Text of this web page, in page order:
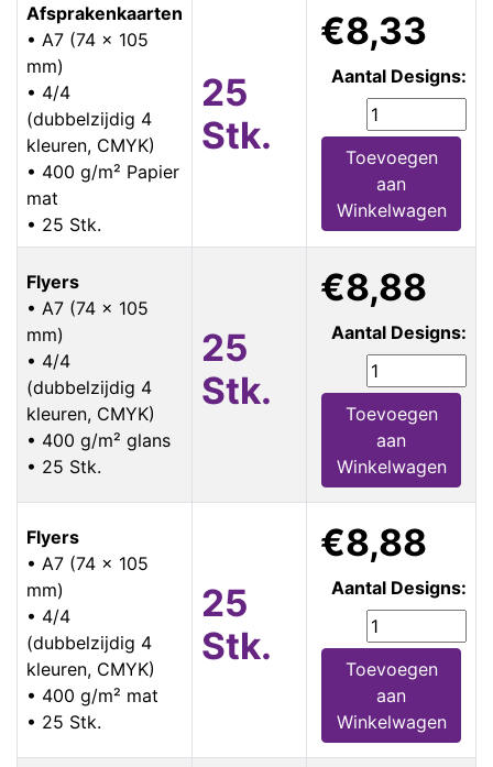
Afsprakenkaarten
• A7 (74 x 105
mm)
• 4/4
(dubbelzijdig 4
kleuren, CMYK)
• 400 g/m² Papier
mat
• 25 Stk.
25
Stk.
€8,33
Aantal Designs:
Toevoegen
aan
Winkelwagen
Flyers
• A7 (74 x 105
mm)
• 4/4
(dubbelzijdig 4
kleuren, CMYK)
• 400 g/m² glans
• 25 Stk.
25
Stk.
€8,88
Aantal Designs:
Toevoegen
aan
Winkelwagen
Flyers
• A7 (74 x 105
mm)
• 4/4
(dubbelzijdig 4
kleuren, CMYK)
• 400 g/m² mat
• 25 Stk.
25
Stk.
€8,88
Aantal Designs:
Toevoegen
aan
Winkelwagen